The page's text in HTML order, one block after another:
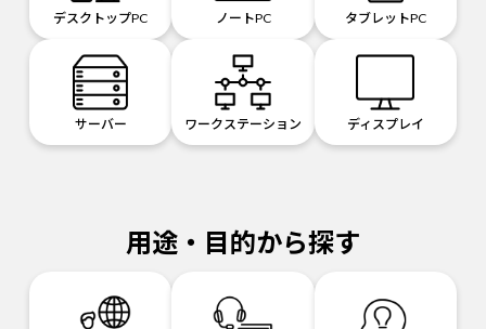
デスクトップPC ノートPC タブレットPC
サーバー ワークステーション ディスプレイ
用途・目的から探す